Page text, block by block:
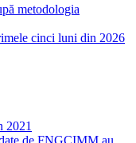
metodologia
cinci luni din 2026
2021